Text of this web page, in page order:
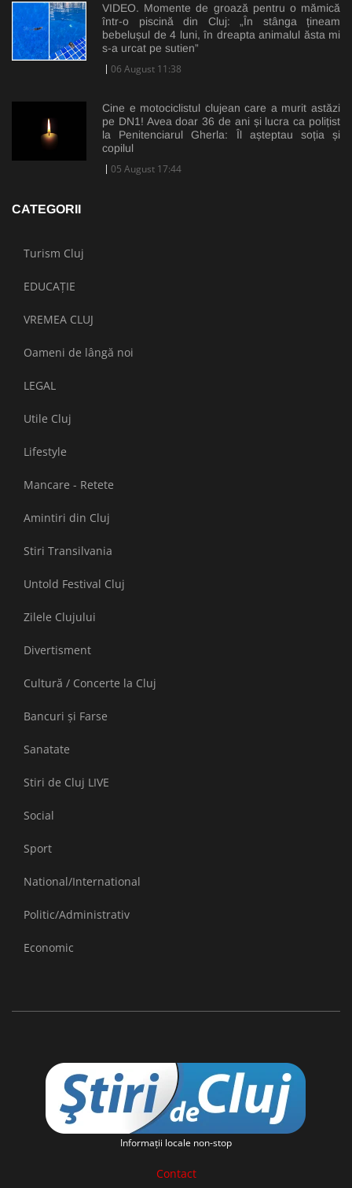
VIDEO. Momente de groază pentru o mămică
într-o piscină din Cluj: „În stânga țineam
bebelușul de 4 luni, în dreapta animalul ăsta mi
s-a urcat pe sutien”
06 August 11:38
Cine e motociclistul clujean care a murit astăzi
pe DN1! Avea doar 36 de ani și lucra ca polițist
la Penitenciarul Gherla: Îl așteptau soția și
copilul
05 August 17:44
CATEGORII
Turism Cluj
EDUCAȚIE
VREMEA CLUJ
Oameni de lângă noi
LEGAL
Utile Cluj
Lifestyle
Mancare - Retete
Amintiri din Cluj
Stiri Transilvania
Untold Festival Cluj
Zilele Clujului
Divertisment
Cultură / Concerte la Cluj
Bancuri și Farse
Sanatate
Stiri de Cluj LIVE
Social
Sport
National/International
Politic/Administrativ
Economic
Informaţii locale non-stop
Contact